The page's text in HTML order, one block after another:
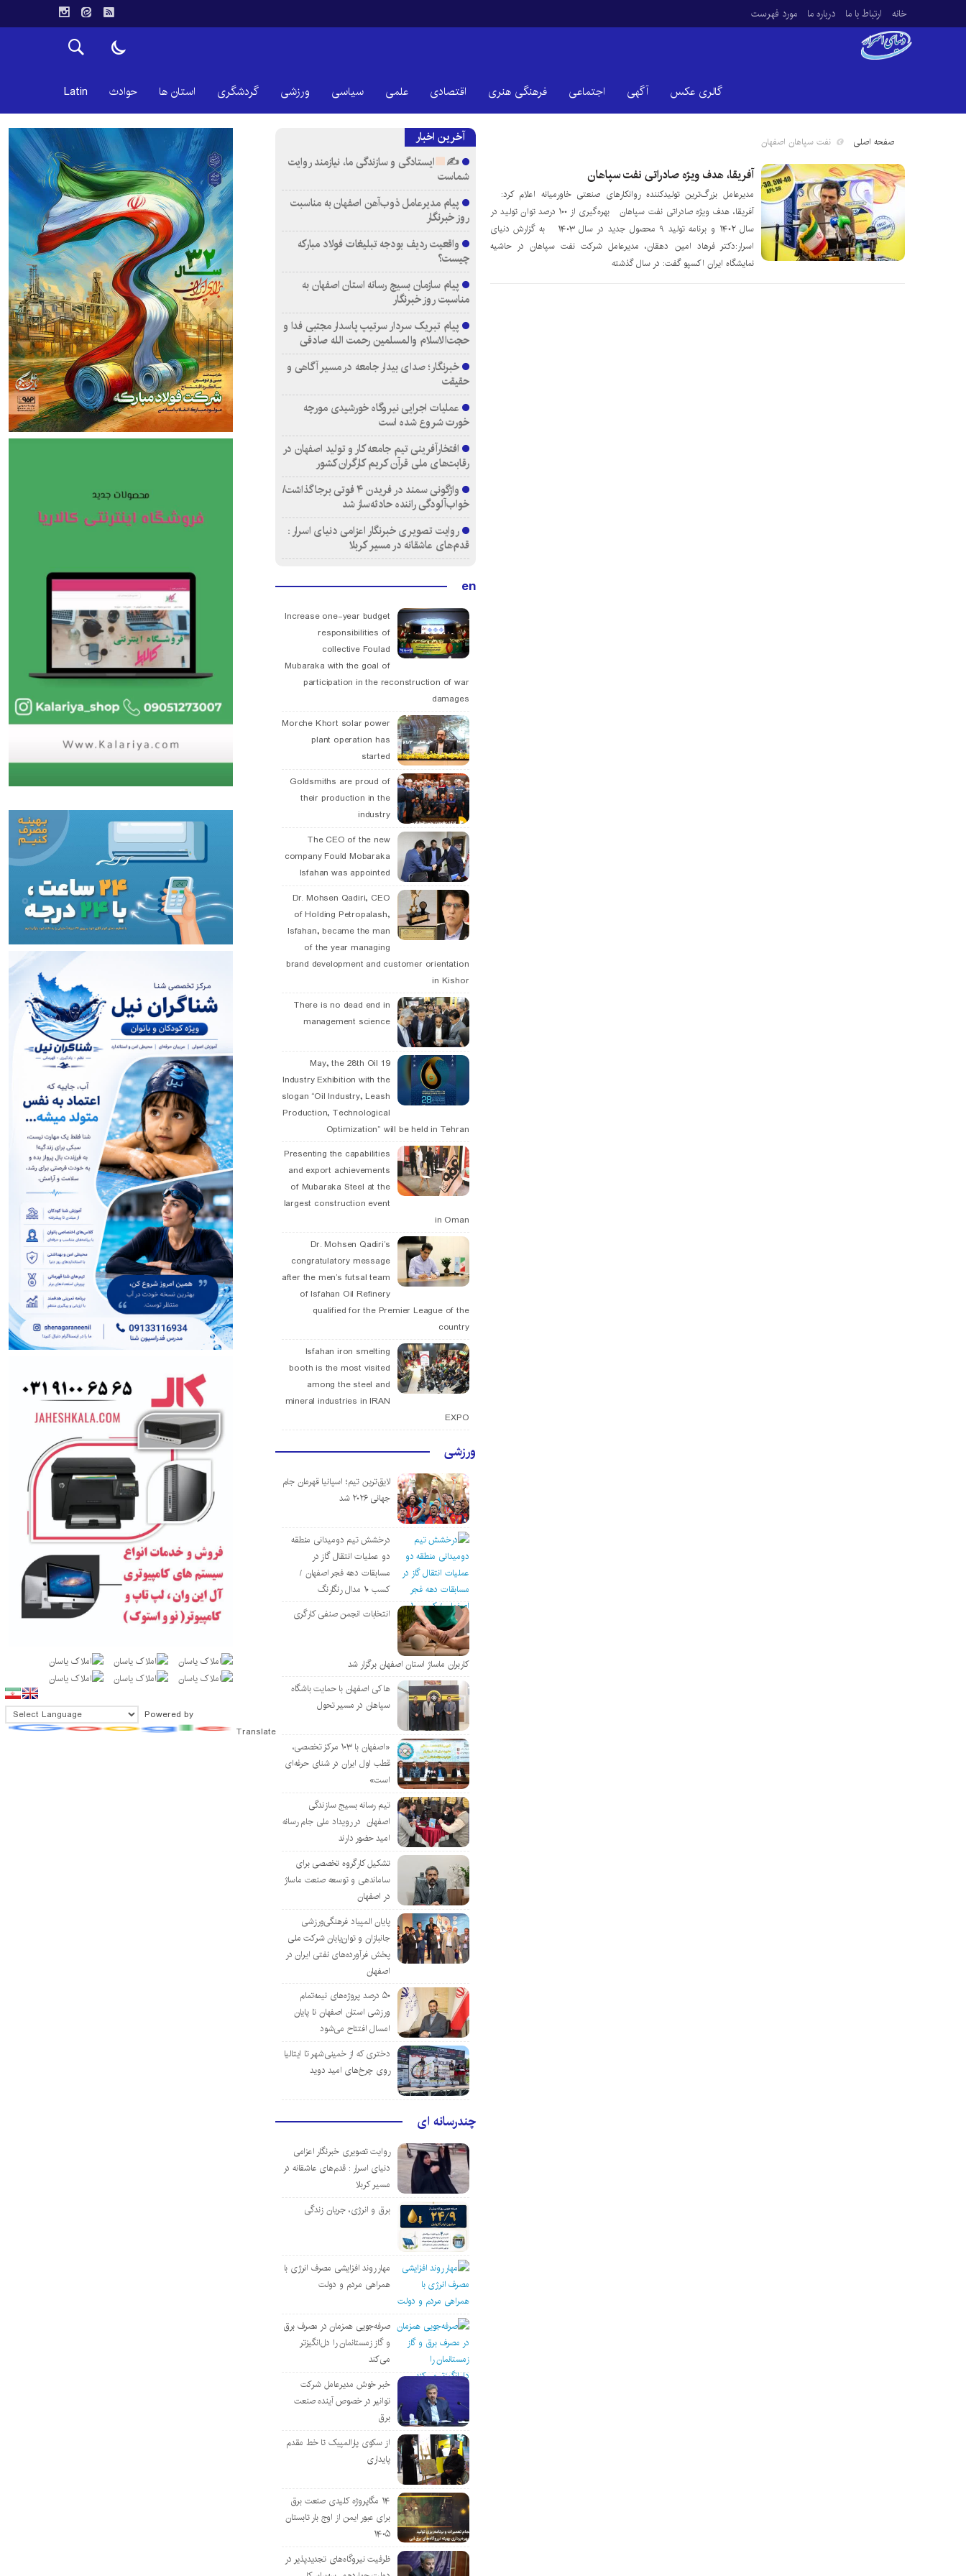
خانه ارتباط با ما درباره ما مورد فهرست
گالری عکس آگهی اجتماعی فرهنگی هنری اقتصادی علمی سیاسی ورزشی گردشگری استان ها حوادث Latin
صفحه اصلی نفت سپاهان اصفهان
آفریقا، هدف ویژه صادراتی نفت سپاهان
مدیرعامل بزرگ‌ترین تولیدکننده روانکارهای صنعتی خاورمیانه اعلام کرد:
آفریقا، هدف ویژه صادراتی نفت سپاهان بهره‌گیری از ۱۰۰ درصد توان تولید در
سال ۱۴۰۲ و برنامه تولید ۹ محصول جدید در سال ۱۴۰۳ به گزارش دنیای
اسرار:دکتر فرهاد امین دهقان، مدیرعامل شرکت نفت سپاهان در حاشیه
نمایشگاه ایران اکسپو گفت: در سال گذشته
آخرین اخبار
✍
ایستادگی و سازندگی ما، نیازمند روایت
شماست
پیام مدیرعامل ذوب‌آهن اصفهان به مناسبت
روز خبرنگار
واقعیت ردیف بودجه تبلیغات فولاد مبارکه
چیست؟
پیام سازمان بسیج رسانه استان اصفهان به
مناسبت روز خبرنگار
پیام تبریک سردار سرتیپ پاسدار مجتبی فدا و
حجت‌الاسلام والمسلمین رحمت الله صادقی
خبرنگار؛ صدای بیدار جامعه در مسیر آگاهی و
حقیقت
عملیات اجرایی نیروگاه خورشیدی مورچه
خورت شروع شده است
افتخارآفرینی تیم جامعه کار و تولید اصفهان در
رقابت‌های ملی قرآن کریم کارگران کشور
واژگونی سمند در فریدن ۴ فوتی برجا گذاشت/
خواب‌آلودگی راننده حادثه‌ساز شد
روایت تصویری خبرنگار اعزامی دنیای اسرار :
قدم‌های عاشقانه در مسیر کربلا
en
Increase one-year budget
responsibilities of
collective Foulad
Mubaraka with the goal of
participation in the reconstruction of war
damages
Morche Khort solar power
plant operation has
started
Goldsmiths are proud of
their production in the
industry
The CEO of the new
company Fould Mobaraka
Isfahan was appointed
Dr. Mohsen Qadiri, CEO
of Holding Petropalash,
Isfahan, became the man
of the year managing
brand development and customer orientation
in Kishor
There is no dead end in
management science
19 May, the 28th Oil
Industry Exhibition with the
slogan “Oil Industry, Leash
Production, Technological
Optimization” will be held in Tehran
Presenting the capabilities
and export achievements
of Mubaraka Steel at the
largest construction event
in Oman
Dr. Mohsen Qadiri’s
congratulatory message
after the men’s futsal team
of Isfahan Oil Refinery
qualified for the Premier League of the
country
Isfahan iron smelting
booth is the most visited
among the steel and
mineral industries in IRAN
EXPO
ورزشی
لایق‌ترین تیم؛ اسپانیا قهرمان جام
جهانی ۲۰۲۶ شد
درخشش تیم دومیدانی منطقه
دو عملیات انتقال گاز در
مسابقات دهه فجر اصفهان /
کسب ۱۰ مدال رنگارنگ
انتخابات انجمن صنفی کارگری
کاربران ماساژ استان اصفهان برگزار شد
هاکی اصفهان با حمایت باشگاه
سپاهان در مسیر تحول
«اصفهان با ۱۰۳ مرکز تخصصی،
قطب اول ایران در شنای حرفه‌ای
است»
تیم رسانه بسیج سازندگی
اصفهان در رویداد ملی جام رسانه
امید حضور دارند
تشکیل کارگروه تخصصی برای
ساماندهی و توسعه صنعت ماساژ
در اصفهان
پایان المپیاد فرهنگی‌ورزشی
جانبازان و توان‌یابان شرکت ملی
پخش فرآورده‌های نفتی ایران در
اصفهان
۵۰ درصد پروژه‌های نیمه‌تمام
ورزشی استان اصفهان تا پایان
امسال افتتاح می‌شود
دختری که از خمینی‌شهر تا ایتالیا
روی چرخ‌های امید دوید
چندرسانه ای
روایت تصویری خبرنگار اعزامی
دنیای اسرار : قدم‌های عاشقانه در
مسیر کربلا
برق و انرژی، جریان زندگی
مهار روند افزایشی مصرف انرژی با
همراهی مردم و دولت
صرفه‌جویی همزمان در مصرف برق
و گاز زمستانمان را دل‌انگیزتر
می‌کند
خبر خوش مدیرعامل شرکت
توانیر در خصوص آینده صنعت
برق
از سکوی پارالمپیک تا خط مقدم
پایداری
۱۴ مگاپروژه‌ کلیدی صنعت برق
برای عبور ایمن از اوج بار تابستان
۱۴۰۵
ظرفیت نیروگاه‌های تجدیدپذیر در
Powered by
Translate